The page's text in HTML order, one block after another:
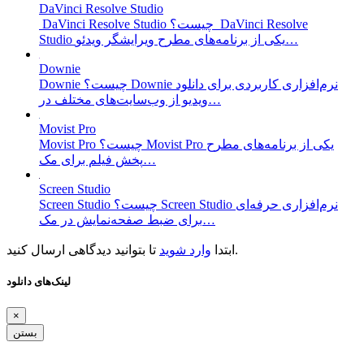
DaVinci Resolve Studio
DaVinci Resolve Studio چیست؟ DaVinci Resolve
Studio یکی از برنامه‌های مطرح ویرایشگر ویدئو…
Downie
Downie چیست؟ Downie نرم‌افزاری کاربردی برای دانلود
ویدیو از وب‌سایت‌های مختلف در…
Movist Pro
Movist Pro چیست؟ Movist Pro یکی از برنامه‌های مطرح
پخش فیلم برای مک…
Screen Studio
Screen Studio چیست؟ Screen Studio نرم‌افزاری حرفه‌ای
برای ضبط صفحه‌نمایش در مک…
ابتدا وارد شوید تا بتوانید دیدگاهی ارسال کنید.
لینک‌های دانلود
×
بستن